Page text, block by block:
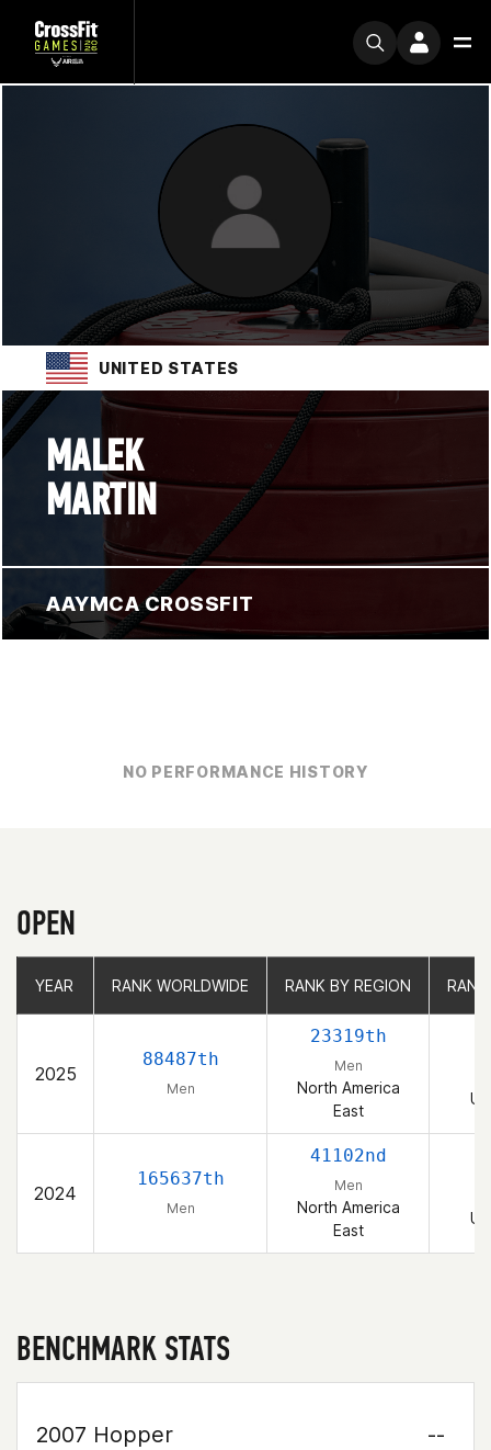
UNITED STATES
MALEK
MARTIN
AAYMCA CROSSFIT
NO PERFORMANCE HISTORY
OPEN
YEAR RANK WORLDWIDE RANK BY REGION
2025
88487th
Men
23319th
Men
North America
East
2024
165637th
Men
41102nd
Men
North America
East
YEAR RANK WORLDWIDE RANK BY REGION
BENCHMARK STATS
2007 Hopper
--